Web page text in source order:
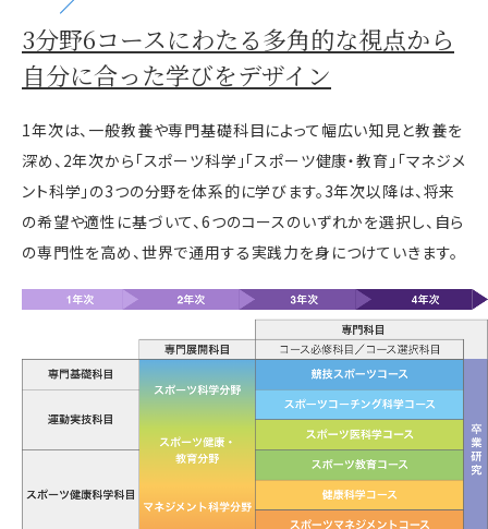
3分野6コースにわたる多角的な視点から
自分に合った学びをデザイン
1年次は、一般教養や専門基礎科目によって幅広い知見と教養を
深め、2年次から「スポーツ科学」「スポーツ健康・教育」「マネジメ
ント科学」の3つの分野を体系的に学びます。3年次以降は、将来
の希望や適性に基づいて、6つのコースのいずれかを選択し、自ら
の専門性を高め、世界で通用する実践力を身につけていきます。